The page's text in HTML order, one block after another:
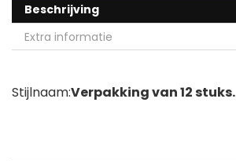
Beschrijving
Extra informatie
Stijlnaam:Verpakking van 12 stuks.